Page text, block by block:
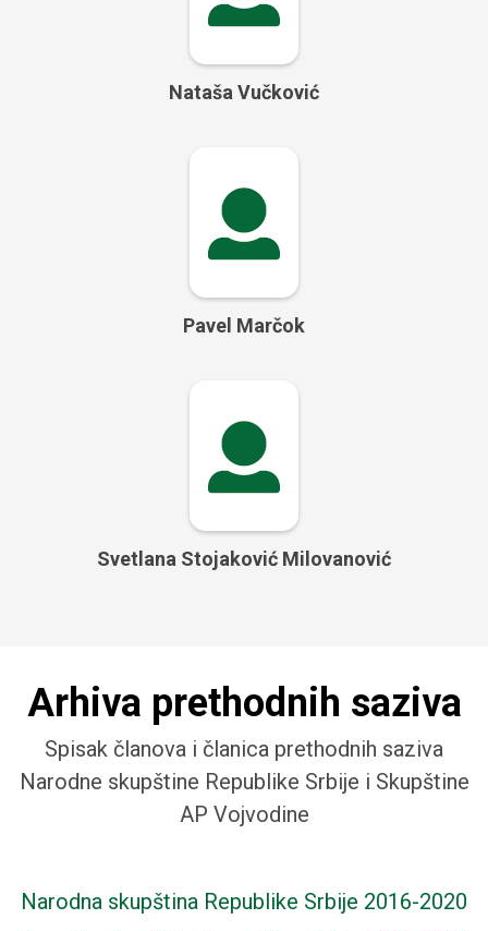
Nataša Vučković
Pavel Marčok
Svetlana Stojaković Milovanović
Arhiva prethodnih saziva
Spisak članova i članica prethodnih saziva
Narodne skupštine Republike Srbije i Skupštine
AP Vojvodine
Narodna skupština Republike Srbije 2016-2020